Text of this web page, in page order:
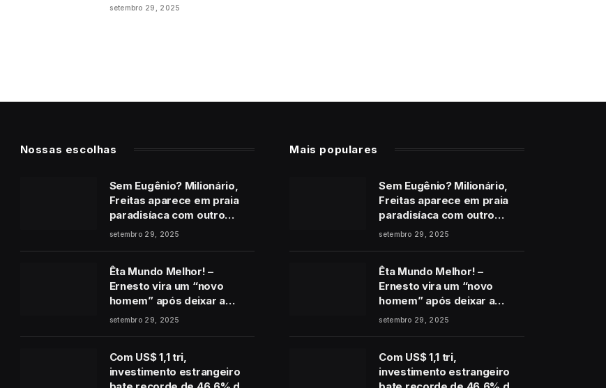
setembro 29, 2025
Nossas escolhas
Sem Eugênio? Milionário,
Freitas aparece em praia
paradisíaca com outro
homem no final de Vale
setembro 29, 2025
Êta Mundo Melhor! –
Ernesto vira um “novo
homem” após deixar a
cadeia e pede perdão a
setembro 29, 2025
Com US$ 1,1 tri,
investimento estrangeiro
Mais populares
Sem Eugênio? Milionário,
Freitas aparece em praia
paradisíaca com outro
homem no final de Vale
setembro 29, 2025
Êta Mundo Melhor! –
Ernesto vira um “novo
homem” após deixar a
cadeia e pede perdão a
setembro 29, 2025
Com US$ 1,1 tri,
investimento estrangeiro